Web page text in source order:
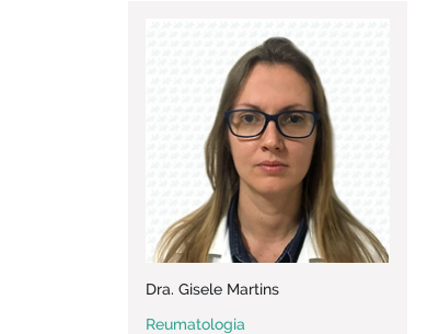
Dra. Gisele Martins
Reumatologia